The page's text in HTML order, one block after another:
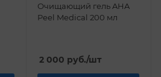
Очищающий гель AHA
Peel Medical 200 мл
2 000 руб./шт